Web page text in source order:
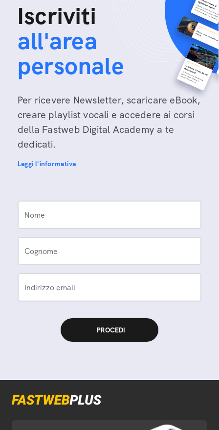
Iscriviti
all'area
personale
Per ricevere Newsletter, scaricare eBook,
creare playlist vocali e accedere ai corsi
della Fastweb Digital Academy a te
dedicati.
Leggi l'informativa
Nome
Cognome
Indirizzo email